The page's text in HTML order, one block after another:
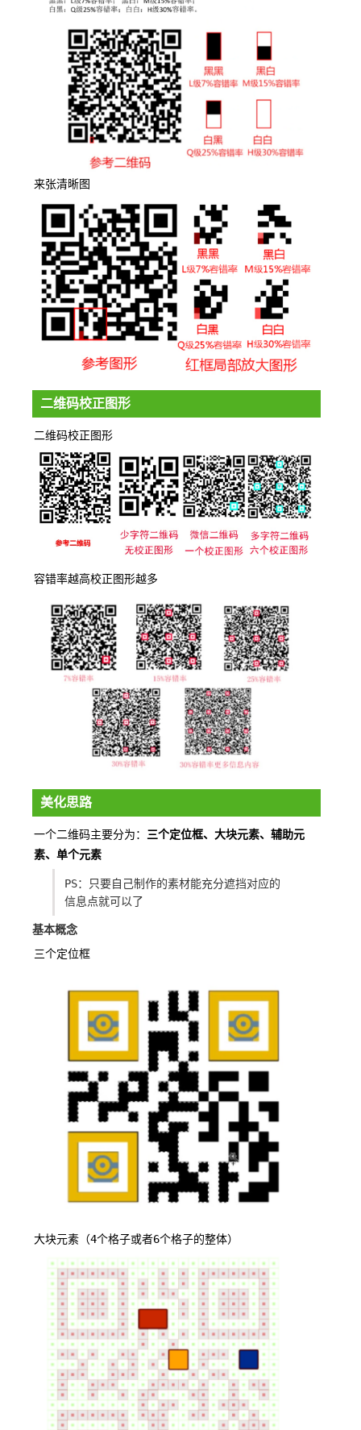
来张清晰图
二维码校正图形
二维码校正图形
容错率越高校正图形越多
美化思路
一个二维码主要分为： 三个定位框、大块元素、辅助元
素、单个元素
PS：只要自己制作的素材能充分遮挡对应的
信息点就可以了
基本概念
三个定位框
大块元素（4个格子或者6个格子的整体）